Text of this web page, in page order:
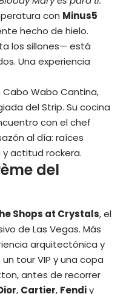
con Minus5
hecho de hielo.
los sillones— está
Una experiencia
Wabo Cantina,
del Strip. Su cocina
con el chef
al día: raíces
actitud rockera.
del
Shops at Crystals, el
de Las Vegas. Más
arquitectónica y
tour VIP y una copa
antes de recorrer
, Cartier, Fendiy